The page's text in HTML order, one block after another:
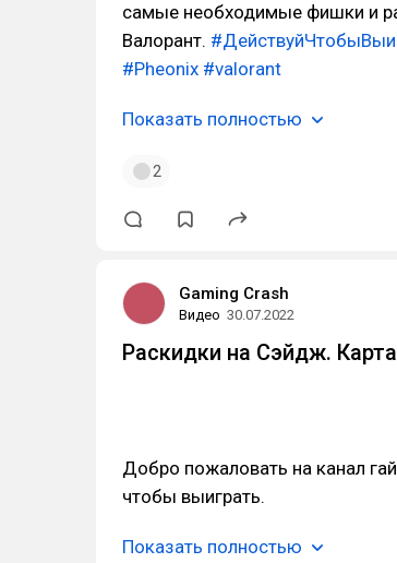
самые необходимые фишки и
Валорант.
#Pheonix #valorant
Показать полностью
2
Gaming Crash
Видео 30.07.2022
Раскидки на Сэйдж.
Добро пожаловать на канал
чтобы выиграть.
Показать полностью